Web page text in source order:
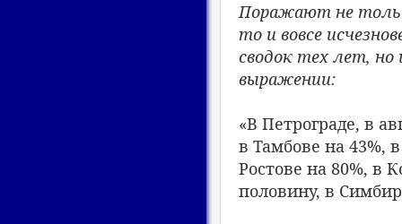
Поражают не
то и вовсе
сводок тех лет,
выражении:
«В Петрограде, в
в Тамбове на 43%,
Ростове на 80%, в
половину, в